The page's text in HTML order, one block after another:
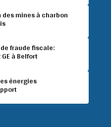
des mines à charbon
fraude fiscale:
à Belfort
énergies